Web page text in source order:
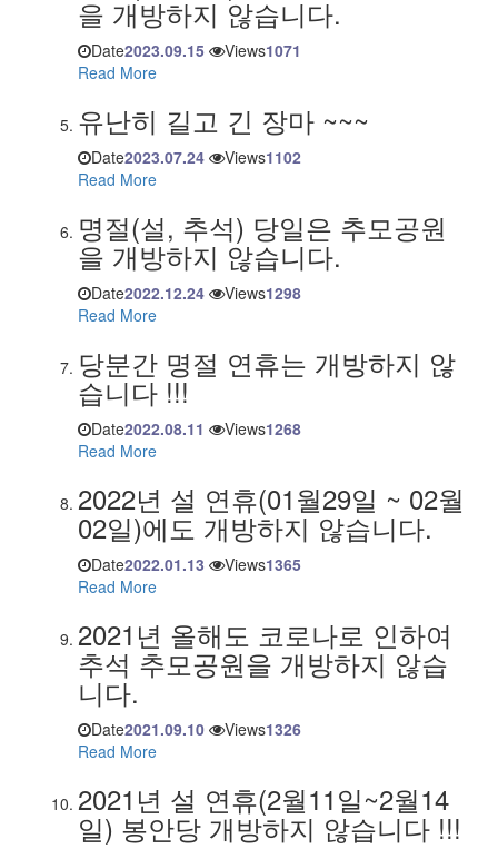
을 개방하지 않습니다.
Date2023.09.15 Views1071
Read More
유난히 길고 긴 장마 ~~~
Date2023.07.24 Views1102
Read More
명절(설, 추석) 당일은 추모공원
을 개방하지 않습니다.
Date2022.12.24 Views1298
Read More
당분간 명절 연휴는 개방하지 않
습니다 !!!
Date2022.08.11 Views1268
Read More
2022년 설 연휴(01월29일 ~ 02월
02일)에도 개방하지 않습니다.
Date2022.01.13 Views1365
Read More
2021년 올해도 코로나로 인하여
추석 추모공원을 개방하지 않습
니다.
Date2021.09.10 Views1326
Read More
2021년 설 연휴(2월11일~2월14
일) 봉안당 개방하지 않습니다 !!!